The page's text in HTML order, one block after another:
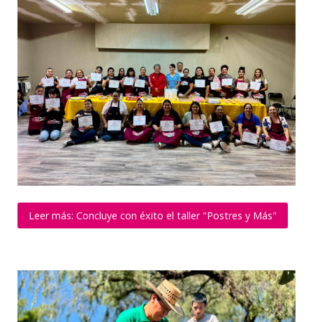
Leer más: Concluye con éxito el taller "Postres y Más"